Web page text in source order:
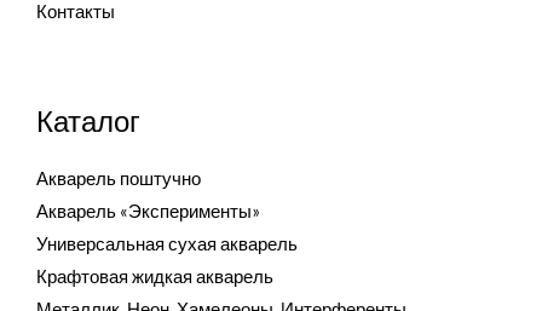
Контакты
Каталог
Акварель поштучно
Акварель «Эксперименты»
Универсальная сухая акварель
Крафтовая жидкая акварель